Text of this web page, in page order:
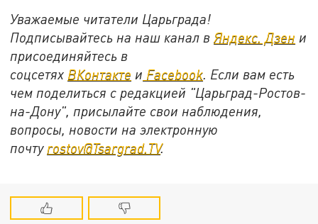
Уважаемые читатели Царьграда!
Подписывайтесь на наш канал вЯндекс. Дзен и
присоединяйтесь в
соцсетях ВКонтакте и Facebook. Если вам есть
чем поделиться с редакцией "Царьград-Ростов-
на-Дону", присылайте свои наблюдения,
вопросы, новости на электронную
почту rostov@Tsargrad.ТV.